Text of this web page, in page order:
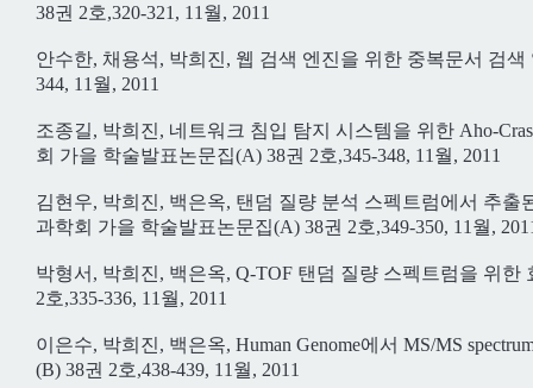
38권 2호,320-321, 11월, 2011
안수한, 채용석, 박희진, 웹 검색 엔진을 위한 중복문서 검
344, 11월, 2011
조종길, 박희진, 네트워크 침입 탐지 시스템을 위한 Aho-
회 가을 학술발표논문집(A) 38권 2호,345-348, 11월, 2011
김현우, 박희진, 백은옥, 탠덤 질량 분석 스펙트럼에서 추
과학회 가을 학술발표논문집(A) 38권 2호,349-350, 11월,
박형서, 박희진, 백은옥, Q-TOF 탠덤 질량 스펙트럼을 위
2호,335-336, 11월, 2011
이은수, 박희진, 백은옥, Human Genome에서 MS/MS
(B) 38권 2호,438-439, 11월, 2011